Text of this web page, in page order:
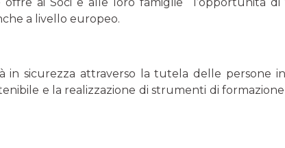
a livello europeo.
in sicurezza attraverso la tutela delle persone
e la realizzazione di strumenti di